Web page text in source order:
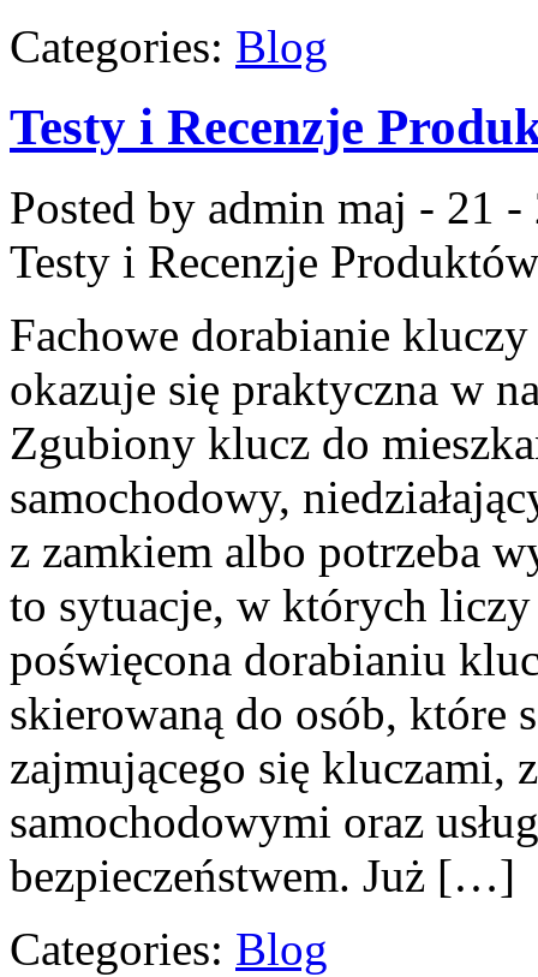
Categories: Blog
Testy i Recenzje
Posted by admin maj - 21 -
Testy i Recenzje Produktów
Fachowe dorabianie
okazuje się praktyczna w
Zgubiony klucz do
samochodowy,
z zamkiem albo potrzeba
to sytuacje, w których liczy
poświęcona dorabianiu
skierowaną do osób, które
zajmującego się kluczami,
samochodowymi oraz
bezpieczeństwem. Już […]
Categories: Blog